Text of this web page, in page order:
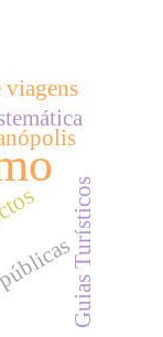
Guias Turísticos
viagens